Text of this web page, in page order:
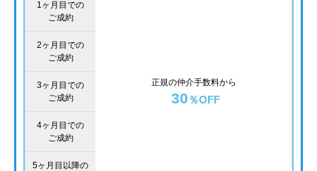
1ヶ月目での
ご成約
正規の仲介手数料から
30 ％OFF
2ヶ月目での
ご成約
3ヶ月目での
ご成約
4ヶ月目での
ご成約
5ヶ月目以降の